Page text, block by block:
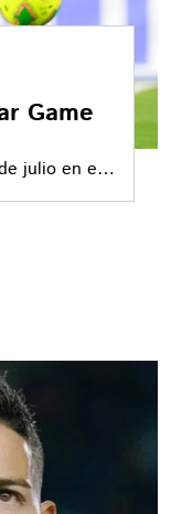
Game
julio en el